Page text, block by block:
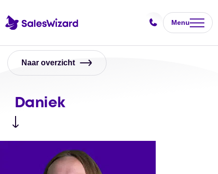
Menu
Naar overzicht
Daniek